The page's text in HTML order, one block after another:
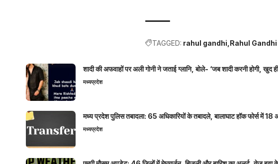
TAGGED: rahul gandhi Rahul
शादी की अफवाहों पर अली गोनी ने जताई ग्लानि, बोले- ‘जब शादी करनी होगी, खुद
मध्यप्रदेश
मध्य प्रदेश पुलिस तबादला: 65 अधिकारियों के तबादले, बालाघाट हॉक फोर्स में
मध्यप्रदेश